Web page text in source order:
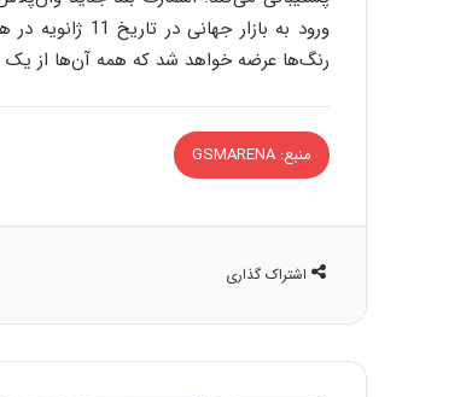
ورود به
رنگ‌ها عرضه خواهد شد که همه آن‌ها از یک
منبع: GSMARENA
اشتراک گذاری